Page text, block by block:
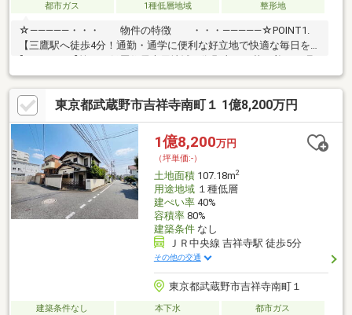
都市ガス
1種低層地域 整形地
☆―――――・・・ 物件の特徴 ・・・―――――☆POINT1.
【三鷹駅へ徒歩4分！通勤・通学に便利な好立地で快適な毎日を♪
境を手に入れる！ 】 POINT3.【敷地180.64平米！ゆとりある広さ
で、理想のプランを実現♪ 】 POINT4.【南東側4.0M道路に接道！
明るく日当たりの良い住まいが叶う♪ 】お問合せは【0120-981-
940☆―――――・・・ ―☆― ・・・―――――☆
東京都武蔵野市吉祥寺南町１ 1億8,200万円
1億8,200万円
（坪単価:-）
土地面積107.18m2
用途地域１種低層
建ぺい率40%
容積率80%
建築条件なし
ＪＲ中央線 吉祥寺駅 徒歩5分
その他の交通
東京都武蔵野市吉祥寺南町１
建築条件なし 本下水 都市ガス